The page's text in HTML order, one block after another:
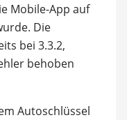
Mobile-App auf
Die
bei 3.3.2,
behoben
Autoschlüssel